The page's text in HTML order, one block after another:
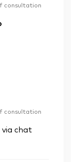
consultation
consultation
chat